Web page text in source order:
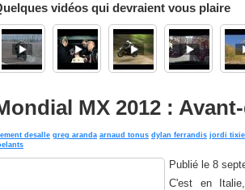
vidéos qui devraient vous plaire
MX 2012 :
desalle greg aranda arnaud tonus dylan ferrandis jordi
Publié le 8
C'est en